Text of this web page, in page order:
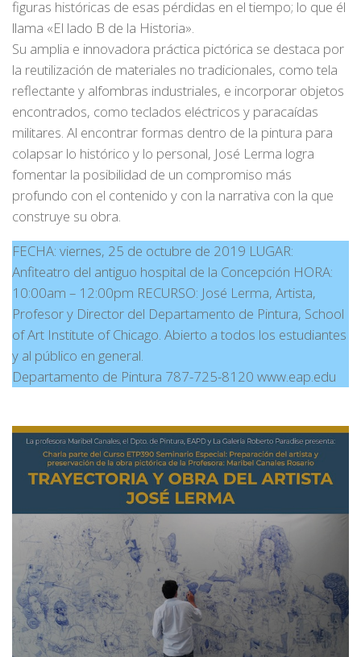
figuras históricas de esas pérdidas en el tiempo; lo que él
llama «El lado B de la Historia».
Su amplia e innovadora práctica pictórica se destaca por
la reutilización de materiales no tradicionales, como tela
reflectante y alfombras industriales, e incorporar objetos
encontrados, como teclados eléctricos y paracaídas
militares. Al encontrar formas dentro de la pintura para
colapsar lo histórico y lo personal, José Lerma logra
fomentar la posibilidad de un compromiso más
profundo con el contenido y con la narrativa con la que
construye su obra.
FECHA: viernes, 25 de octubre de 2019 LUGAR:
Anfiteatro del antiguo hospital de la Concepción HORA:
10:00am – 12:00pm RECURSO: José Lerma, Artista,
Profesor y Director del Departamento de Pintura, School
of Art Institute of Chicago. Abierto a todos los estudiantes
y al público en general.
Departamento de Pintura 787-725-8120 www.eap.edu